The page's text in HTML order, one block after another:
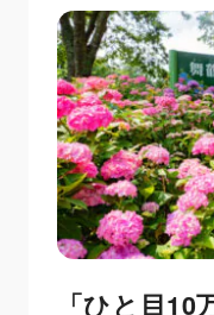
「ひと目